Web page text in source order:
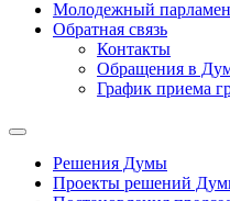
Молодежный
Обратная связь
Контакты
Обращения в
График приема
Решения Думы
Проекты решений